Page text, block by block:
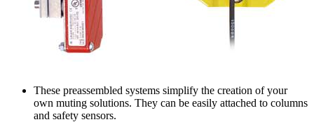
These preassembled systems simplify the creation of your
own muting solutions. They can be easily attached to columns
and safety sensors.